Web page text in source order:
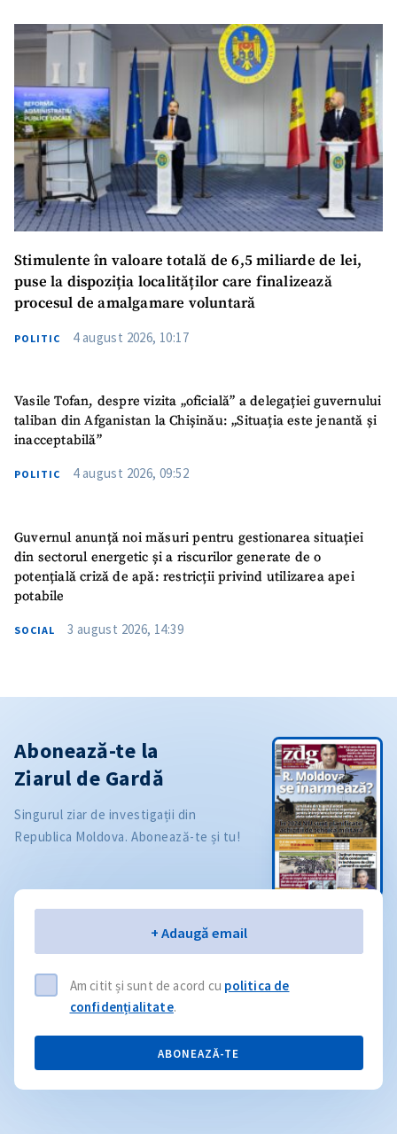
Stimulente în valoare totală de 6,5 miliarde de lei,
puse la dispoziția localităților care finalizează
procesul de amalgamare voluntară
POLITIC 4 august 2026, 10:17
Vasile Tofan, despre vizita „oficială” a delegației guvernului
taliban din Afganistan la Chișinău: „Situația este jenantă și
inacceptabilă”
POLITIC 4 august 2026, 09:52
Guvernul anunță noi măsuri pentru gestionarea situației
din sectorul energetic și a riscurilor generate de o
potențială criză de apă: restricții privind utilizarea apei
potabile
SOCIAL 3 august 2026, 14:39
Abonează-te la
Ziarul de Gardă
Singurul ziar de investigații din
Republica Moldova. Abonează-te și tu!
+ Adaugă email
Am citit și sunt de acord cu politica de
confidențialitate.
ABONEAZĂ-TE